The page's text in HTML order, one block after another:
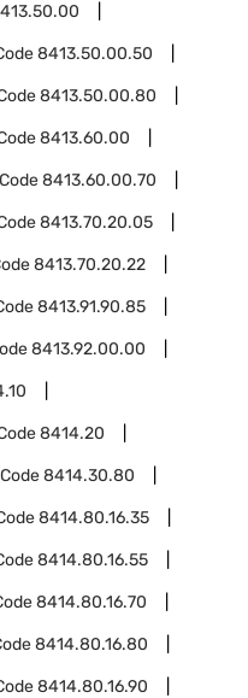
8413.50.00.50
8413.50.00.80
8413.60.00
8413.60.00.70
8413.70.20.05
8413.70.20.22
8413.91.90.85
8413.92.00.00
8414.20
8414.30.80
8414.80.16.35
8414.80.16.55
8414.80.16.70
8414.80.16.80
8414.80.16.90